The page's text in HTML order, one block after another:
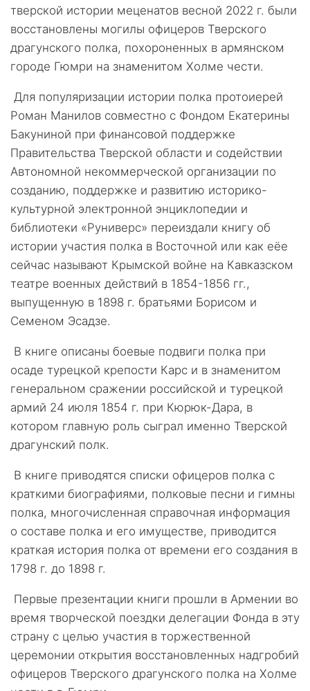
тверской истории меценатов весной 2022 г. были
восстановлены могилы офицеров Тверского
драгунского полка, похороненных в армянском
городе Гюмри на знаменитом Холме чести.
Для популяризации истории полка протоиерей
Роман Манилов совместно с Фондом Екатерины
Бакуниной при финансовой поддержке
Правительства Тверской области и содействии
Автономной некоммерческой организации по
созданию, поддержке и развитию историко-
культурной электронной энциклопедии и
библиотеки «Руниверс» переиздали книгу об
истории участия полка в Восточной или как еёе
сейчас называют Крымской войне на Кавказском
театре военных действий в 1854-1856 гг.,
выпущенную в 1898 г. братьями Борисом и
Семеном Эсадзе.
В книге описаны боевые подвиги полка при
осаде турецкой крепости Карс и в знаменитом
генеральном сражении российской и турецкой
армий 24 июля 1854 г. при Кюрюк-Дара, в
котором главную роль сыграл именно Тверской
драгунский полк.
В книге приводятся списки офицеров полка с
краткими биографиями, полковые песни и гимны
полка, многочисленная справочная информация
о составе полка и его имуществе, приводится
краткая история полка от времени его создания в
1798 г. до 1898 г.
Первые презентации книги прошли в Армении во
время творческой поездки делегации Фонда в эту
страну с целью участия в торжественной
церемонии открытия восстановленных надгробий
офицеров Тверского драгунского полка на Холме